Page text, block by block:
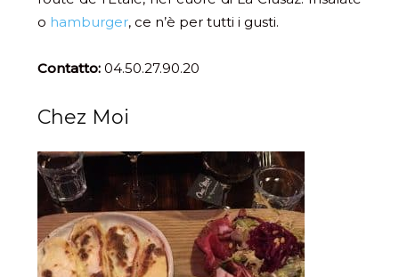
o hamburger, ce n’è per tutti i gusti.
Contatto: 04.50.27.90.20
Chez Moi